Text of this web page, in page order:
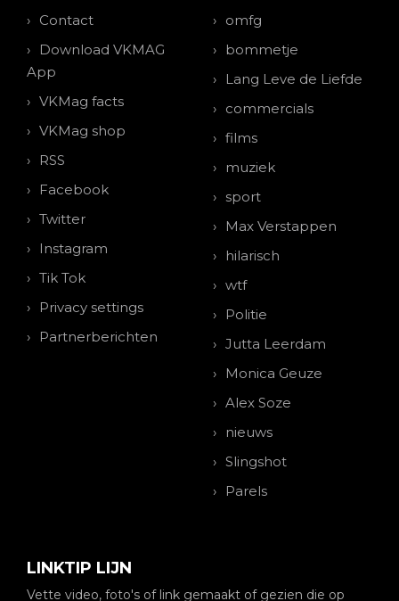
Contact
Download VKMAG
App
VKMag facts
VKMag shop
RSS
Facebook
Twitter
Instagram
Tik Tok
Privacy settings
Partnerberichten
omfg
bommetje
Lang Leve de Liefde
commercials
films
muziek
sport
Max Verstappen
hilarisch
wtf
Politie
Jutta Leerdam
Monica Geuze
Alex Soze
nieuws
Slingshot
Parels
LINKTIP LIJN
Vette video, foto's of link gemaakt of gezien die op